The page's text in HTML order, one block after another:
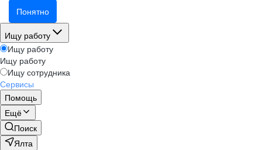
Понятно
Ищу работу
Ищу работу
Ищу работу
Ищу сотрудника
Сервисы
Помощь
Ещё
Поиск
Ялта